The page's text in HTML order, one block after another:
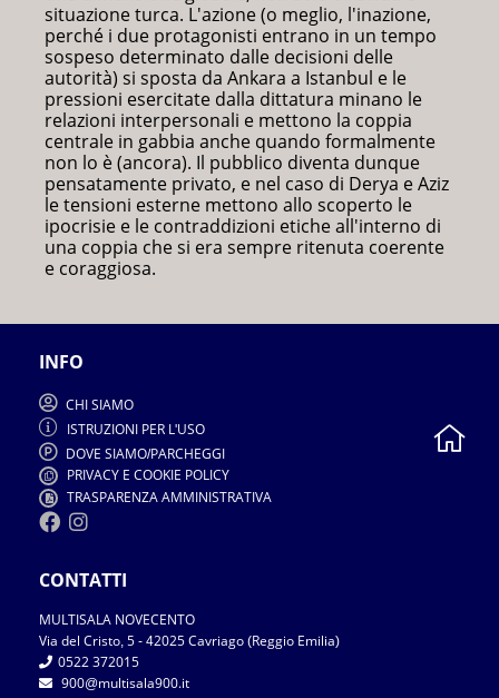
situazione turca. L'azione (o meglio, l'inazione,
perché i due protagonisti entrano in un tempo
sospeso determinato dalle decisioni delle
autorità) si sposta da Ankara a Istanbul e le
pressioni esercitate dalla dittatura minano le
relazioni interpersonali e mettono la coppia
centrale in gabbia anche quando formalmente
non lo è (ancora). Il pubblico diventa dunque
pensatamente privato, e nel caso di Derya e Aziz
le tensioni esterne mettono allo scoperto le
ipocrisie e le contraddizioni etiche all'interno di
una coppia che si era sempre ritenuta coerente
e coraggiosa.
INFO
CHI SIAMO
ISTRUZIONI PER L'USO
DOVE SIAMO/PARCHEGGI
PRIVACY E COOKIE POLICY
TRASPARENZA AMMINISTRATIVA
CONTATTI
MULTISALA NOVECENTO
Via del Cristo, 5 - 42025 Cavriago (Reggio Emilia)
0522 372015
900@multisala900.it